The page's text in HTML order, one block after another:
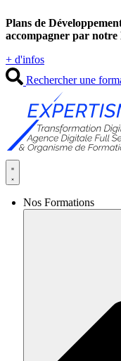
au
contenu
Plans de
accompagner par notre
+ d'infos
Rechercher une
Nos Formations